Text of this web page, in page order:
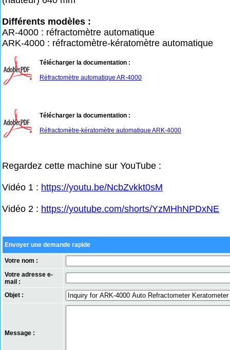
Différents modèles :
AR-4000 : réfractomètre automatique
ARK-4000 : réfractomètre-kératomètre automatique
Télécharger la documentation :
Réfractomètre automatique AR-4000
Télécharger la documentation :
Réfractomètre-kératomètre automatique ARK-4000
Regardez cette machine sur YouTube :
Vidéo 1 : https://youtu.be/NcbZvkkt0sM
Vidéo 2 : https://youtube.com/shorts/YzMHhNPDxNE
Envoyer une demande rapide
Votre nom :
Votre adresse e-
mail :
Objet :
Message :